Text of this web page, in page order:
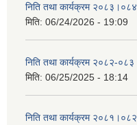
निति तथा कार्यक्रम २०८३।०८४
मिति: 06/24/2026 - 19:09
निति तथा कार्यक्रम २०८२-०८३
मिति: 06/25/2025 - 18:14
निति तथा कार्यक्रम २०८१।०८२